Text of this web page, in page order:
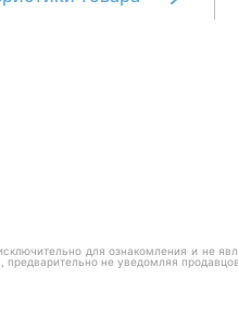
для ознакомления и не
предварительно не уведомляя